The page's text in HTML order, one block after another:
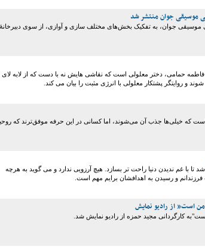
موسیقی جوان منتشر شد
موسیقی جوان، به تفکیک بخش‌های مختلف سازی و آوازی، از سوی دبیرخانۀ
فاطمه حمامی، دختر معلولی است که نقاشی هایش نه با دست که از لابه لای
و روایتگر پشتکار معلولی با انرژی مثبت را بیان می کند.
که خیلی‌ها جذب آن می‌شوند، اما کسانی در این حرفه موفق‌ترند که
تا با غم ندیدن دنیا راحت تر بسازد. هیچ آرزویی ندارد و می گوید به هرچه
و رسیدن به اهدافشان برایم مهم است.
است” از رادیو نمایش
کارگردانی مجید حمزه از رادیو نمایش شد.